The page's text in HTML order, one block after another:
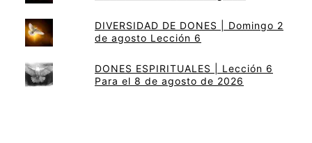
DIVERSIDAD DE DONES | Domingo 2
de agosto Lección 6
DONES ESPIRITUALES | Lección 6
Para el 8 de agosto de 2026